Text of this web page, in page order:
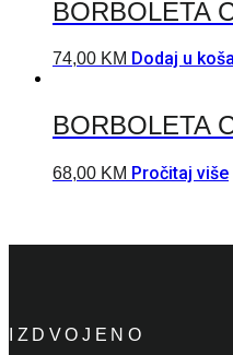
BORBOLETA
74,00 KM Dodaj u
BORBOLETA
68,00 KM Pročitaj više
IZDVOJENO